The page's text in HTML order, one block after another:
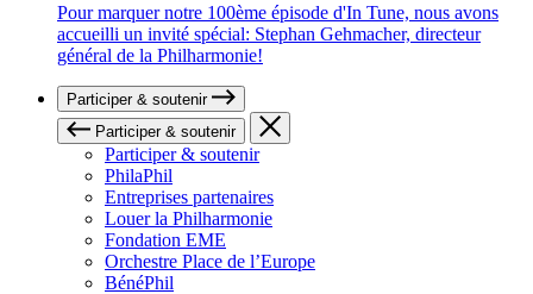
Pour marquer notre 100ème épisode d'In Tune, nous avons
accueilli un invité spécial: Stephan Gehmacher, directeur
général de la Philharmonie!
Participer & soutenir
Participer & soutenir
Participer & soutenir
PhilaPhil
Entreprises partenaires
Louer la Philharmonie
Fondation EME
Orchestre Place de l’Europe
BénéPhil